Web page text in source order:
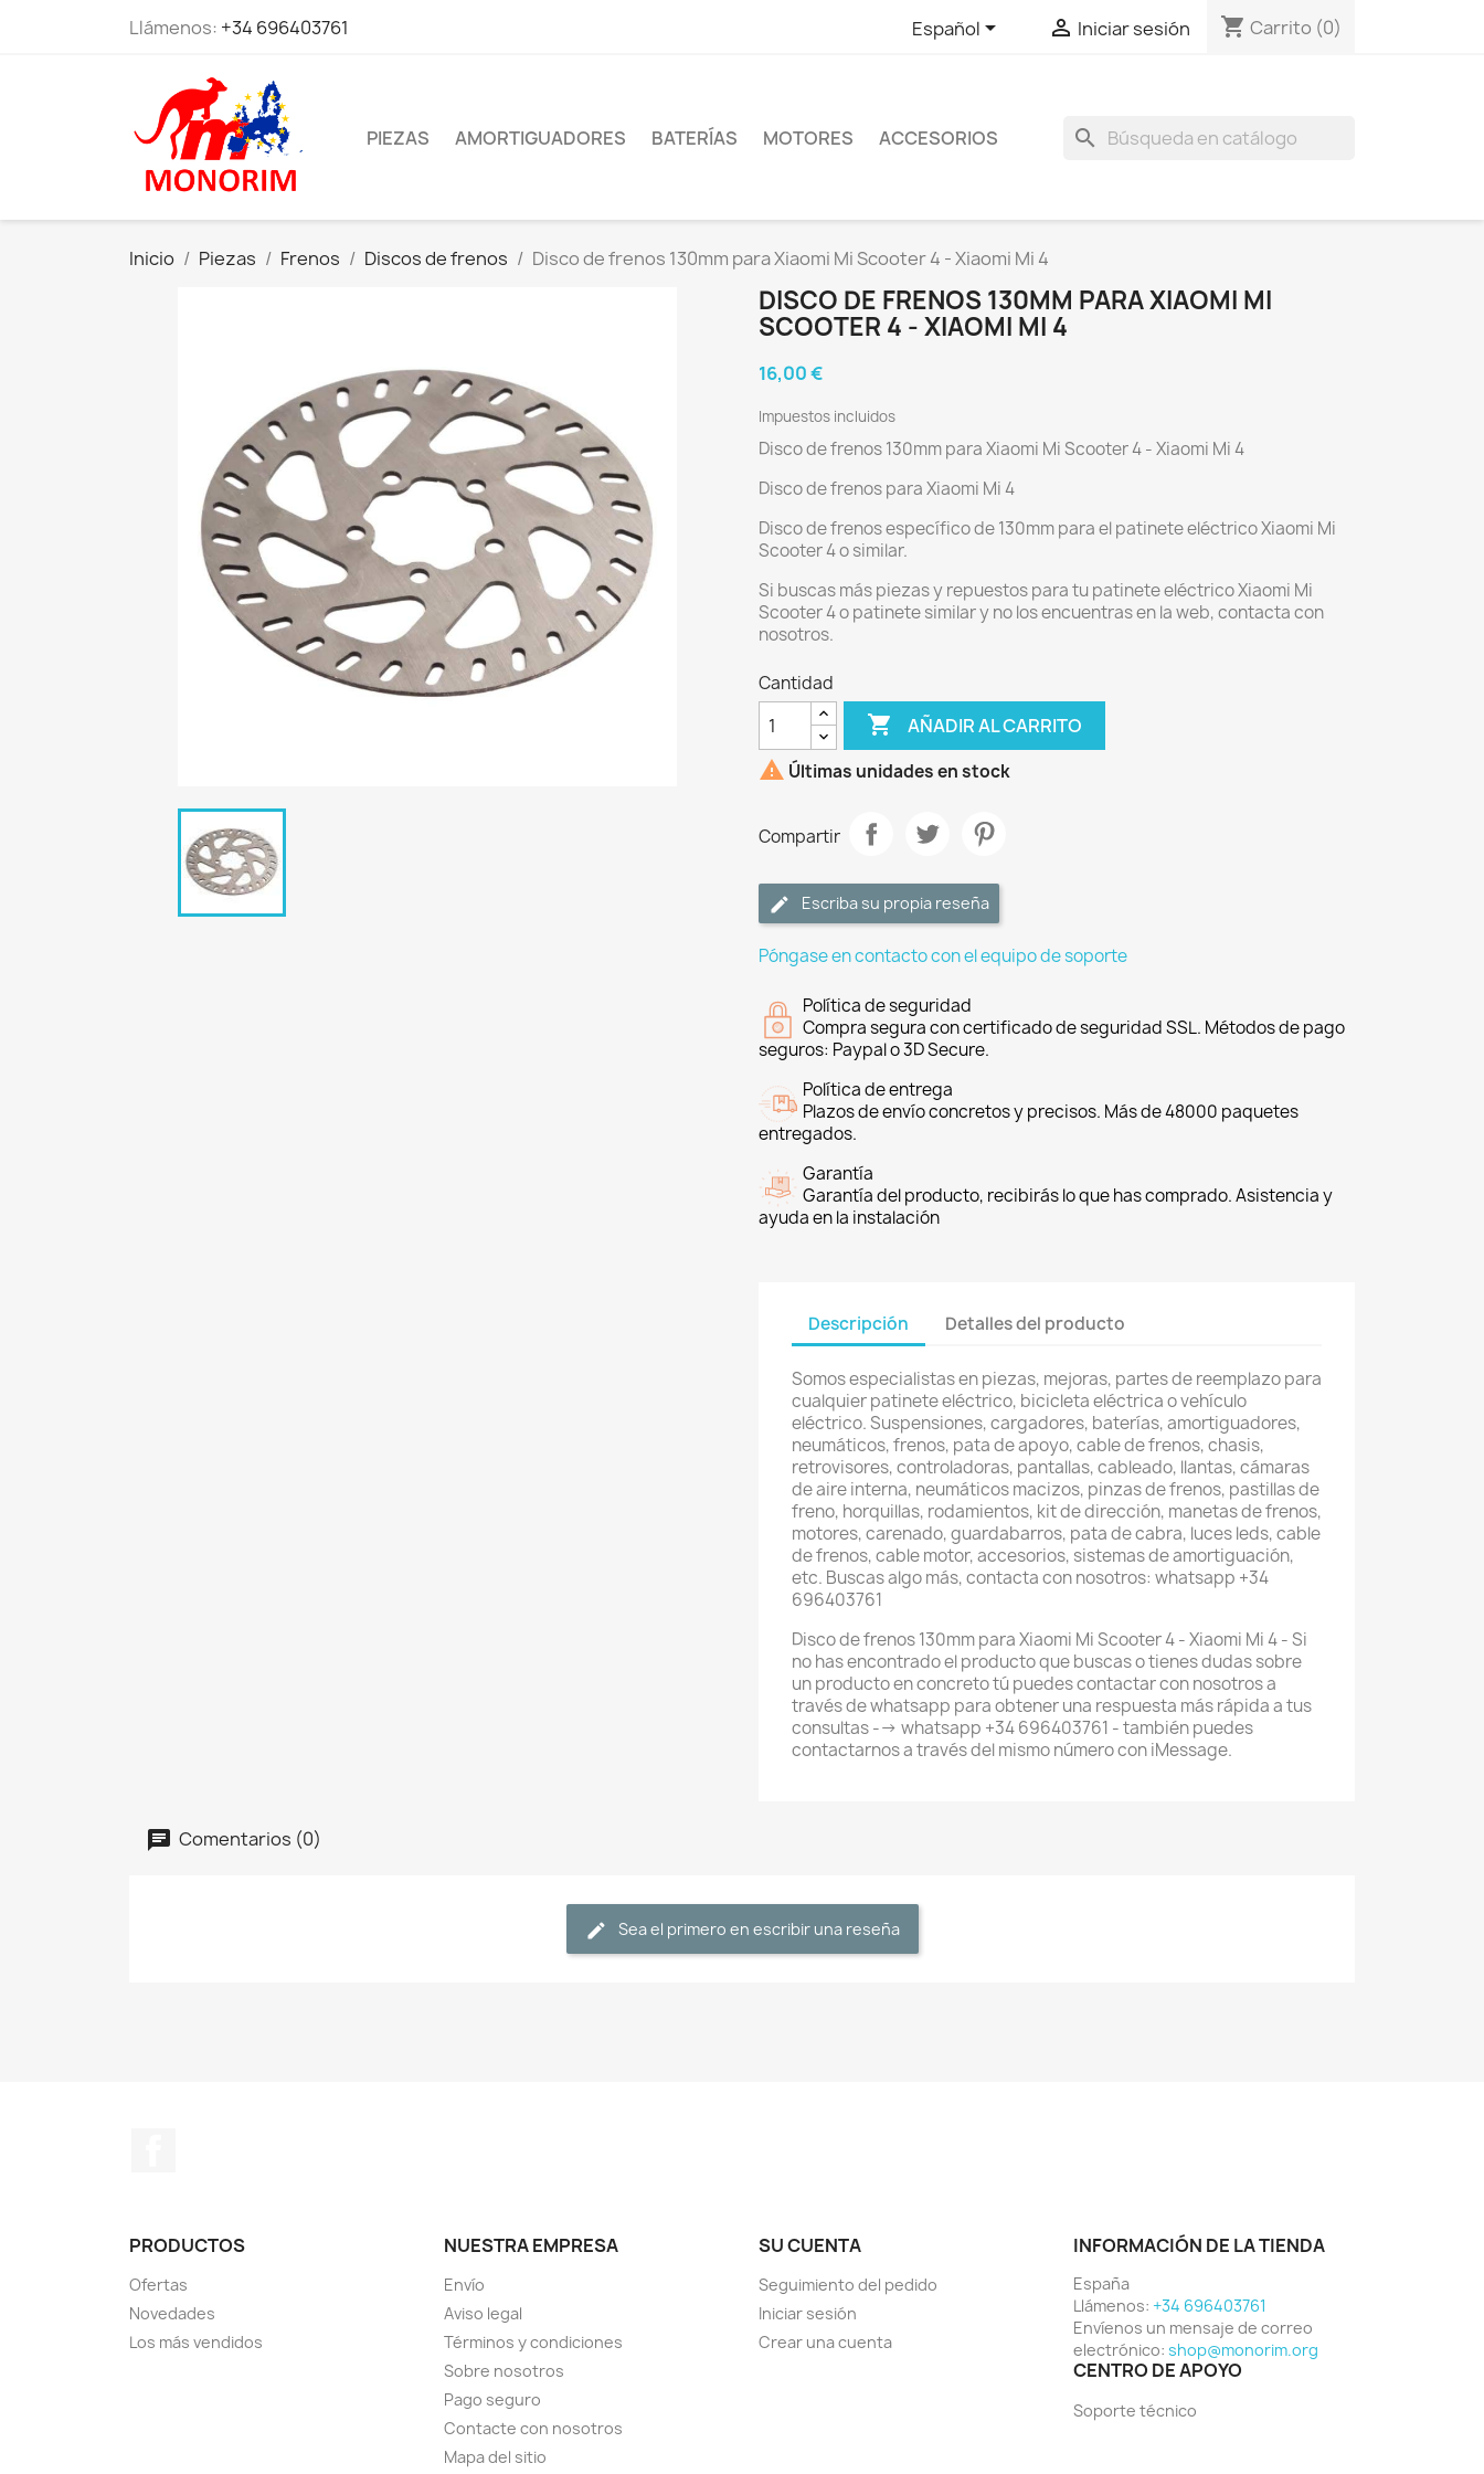
Llámenos: +34 696403761 Español  Iniciar sesión shopping_cart Carrito (0)
PIEZAS AMORTIGUADORES BATERÍAS MOTORES ACCESORIOS search
Inicio Piezas Frenos Discos de frenos Disco de frenos 130mm para Xiaomi Mi Scooter 4 - Xiaomi Mi 4
DISCO DE FRENOS 130MM PARA XIAOMI MI
SCOOTER 4 - XIAOMI MI 4
16,00 €
Impuestos incluidos
Disco de frenos 130mm para Xiaomi Mi Scooter 4 - Xiaomi Mi 4
Disco de frenos para Xiaomi Mi 4
Disco de frenos específico de 130mm para el patinete eléctrico Xiaomi Mi
Scooter 4 o similar.
Si buscas más piezas y repuestos para tu patinete eléctrico Xiaomi Mi
Scooter 4 o patinete similar y no los encuentras en la web, contacta con
nosotros.
Cantidad
 AÑADIR AL CARRITO
 Últimas unidades en stock
Compartir
Escriba su propia reseña
Póngase en contacto con el equipo de soporte
Política de seguridad
Compra segura con certificado de seguridad SSL. Métodos de pago
seguros: Paypal o 3D Secure.
Política de entrega
Plazos de envío concretos y precisos. Más de 48000 paquetes
entregados.
Garantía
Garantía del producto, recibirás lo que has comprado. Asistencia y
ayuda en la instalación
Descripción Detalles del producto
Somos especialistas en piezas, mejoras, partes de reemplazo para
cualquier patinete eléctrico, bicicleta eléctrica o vehículo
eléctrico. Suspensiones, cargadores, baterías, amortiguadores,
neumáticos, frenos, pata de apoyo, cable de frenos, chasis,
retrovisores, controladoras, pantallas, cableado, llantas, cámaras
de aire interna, neumáticos macizos, pinzas de frenos, pastillas de
freno, horquillas, rodamientos, kit de dirección, manetas de frenos,
motores, carenado, guardabarros, pata de cabra, luces leds, cable
de frenos, cable motor, accesorios, sistemas de amortiguación,
etc. Buscas algo más, contacta con nosotros: whatsapp +34
696403761
Disco de frenos 130mm para Xiaomi Mi Scooter 4 - Xiaomi Mi 4 - Si
no has encontrado el producto que buscas o tienes dudas sobre
un producto en concreto tú puedes contactar con nosotros a
través de whatsapp para obtener una respuesta más rápida a tus
consultas --> whatsapp +34 696403761 - también puedes
contactarnos a través del mismo número con iMessage.
Comentarios (0)
Sea el primero en escribir una reseña
PRODUCTOS
Ofertas
Novedades
Los más vendidos
NUESTRA EMPRESA
Envío
Aviso legal
Términos y condiciones
Sobre nosotros
Pago seguro
Contacte con nosotros
Mapa del sitio
SU CUENTA
Seguimiento del pedido
Iniciar sesión
Crear una cuenta
INFORMACIÓN DE LA TIENDA
España
Llámenos: +34 696403761
Envíenos un mensaje de correo
electrónico: shop@monorim.org
CENTRO DE APOYO
Soporte técnico